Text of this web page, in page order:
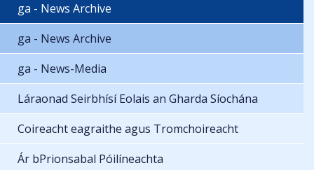
ga - News Archive
ga - News Archive
ga - News-Media
Láraonad Seirbhísí Eolais an Gharda Síochána
Coireacht eagraithe agus Tromchoireacht
Ár bPrionsabal Póilíneachta